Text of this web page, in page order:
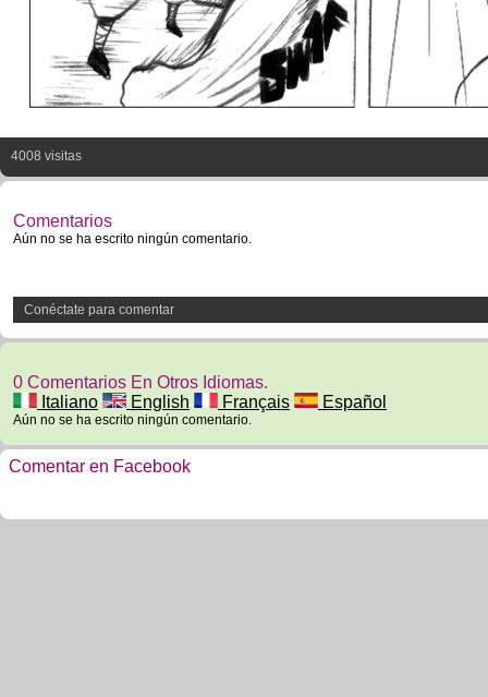
4008 visitas
Comentarios
Aún no se ha escrito ningún comentario.
Conéctate para comentar
0 Comentarios En Otros Idiomas.
Italiano
English Français Español
Aún no se ha escrito ningún comentario.
Comentar en Facebook